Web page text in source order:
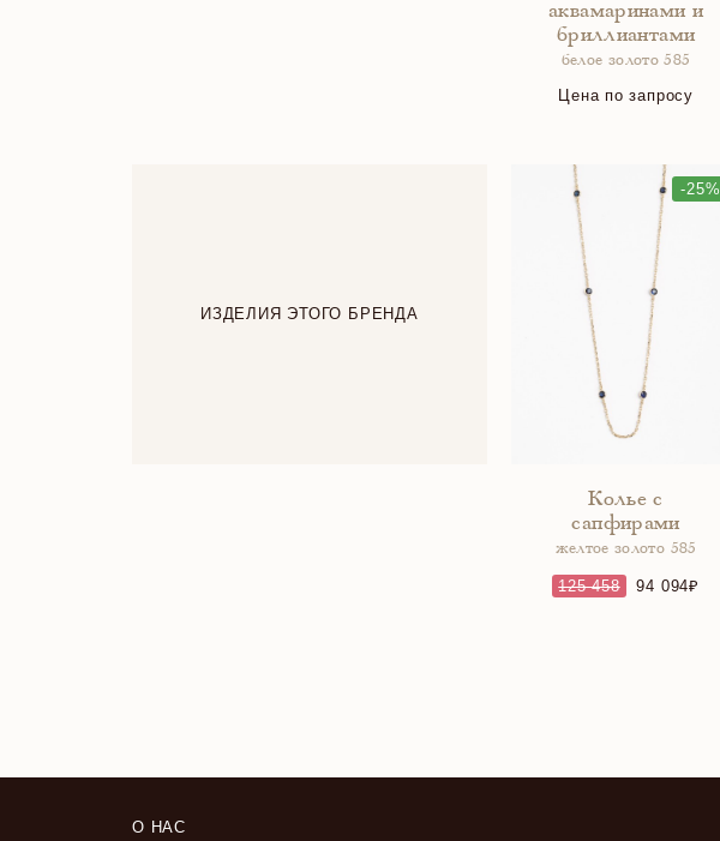
аквамаринами и
бриллиантами
белое золото 585
Цена по запросу
ИЗДЕЛИЯ ЭТОГО БРЕНДА
-25%
Колье с
сапфирами
желтое золото 585
125 458 94 094
О НАС